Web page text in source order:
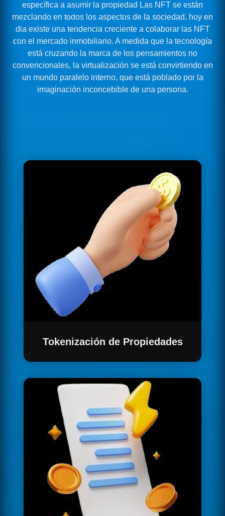
específica a asumir la propiedad Las NFT se están
mezclando en todos los aspectos de la sociedad, hoy en
dia existe una tendencia creciente a colaborar las NFT
con el mercado inmobiliario. A medida que la tecnología
está cruzando la marca de los pensamientos no
convencionales, la virtualización se está convirtiendo en
un mundo paralelo interno, que está poblado por la
imaginación inconcebible de una persona.
Tokenización de Propiedades
valor de tus activos mediante la tecnología
blockchain